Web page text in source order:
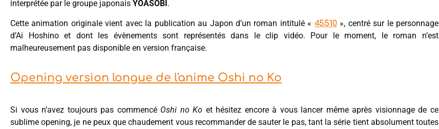
interprétée par le groupe japonais YOASOBI.
Cette animation originale vient avec la publication au Japon d’un roman intitulé « 45510», centré sur le personnage
d’Ai Hoshino et dont les évènements sont représentés dans le clip vidéo. Pour le moment, le roman n’est
malheureusement pas disponible en version française.
Opening version longue de l'anime Oshi no Ko
Si vous n’avez toujours pas commencé Oshi no Ko et hésitez encore à vous lancer même après visionnage de ce
sublime opening, je ne peux que chaudement vous recommander de sauter le pas, tant la série tient absolument toutes